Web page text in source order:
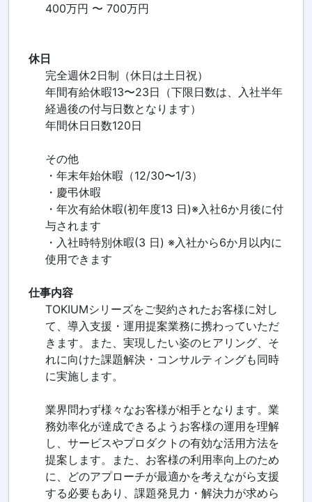
400万円 〜 700万円
休日
完全週休2日制（休日は土日祝）
年間有給休暇13〜23日（下限日数は、入社半年
経過後の付与日数となります）
年間休日日数120日
その他
・年末年始休暇（12/30〜1/3）
・慶弔休暇
・年次有給休暇(初年度13 日)※入社6か月後に付
与されます
・入社時特別休暇(3 日) ※入社から6か月以内に
使用できます
仕事内容
TOKIUMシリーズをご契約されたお客様に対し
て、導入支援・運用提案業務に携わっていただ
きます。また、実現したい姿のヒアリング、そ
れに向けた課題解決・コンサルティングも同時
に実施します。
業界問わず様々なお客様が相手となります。業
務効率化が達成できるようお客様の運用を理解
し、サービスやプロダクトの有効な活用方法を
提案します。また、お客様の利用率向上のため
に、どのアプローチが最適かを考えながら支援
する必要もあり、課題発見力・解決力が求めら